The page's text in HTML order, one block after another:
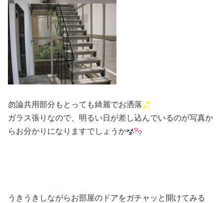
勿論共用部分もとっても綺麗でお洒落
ガラス張りなので、明るい日が差し込んでいるのが写真か
らお分かりになりますでしょうか
うきうきしながらお部屋のドアをガチャッと開けてみる